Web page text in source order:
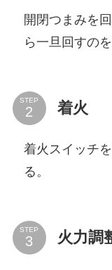
開閉つまみを
ら一旦回すのを
STEP 着火
着火スイッチ
る。
STEP 火力調